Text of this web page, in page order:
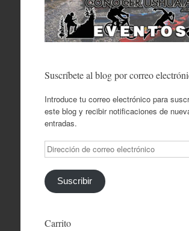
Suscríbete al blog por correo
Introduce tu correo electrónico para
este blog y recibir notificaciones de
entradas.
Dirección
de
correo
electrónico
Suscribir
Carrito